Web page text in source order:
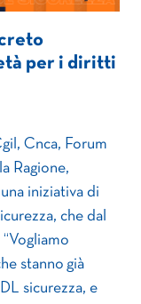
per i diritti
Cnca, Forum
Ragione,
iniziativa di
che dal
stanno già
sicurezza, e